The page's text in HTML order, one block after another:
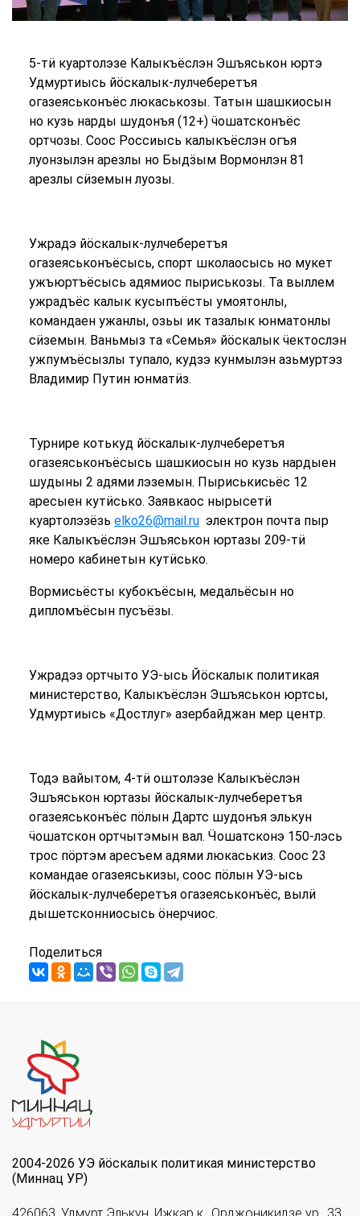
5-тӥ куартолэзе Калыкъёслэн Эшъяськон юртэ
Удмуртиысь йӧскалык-лулчеберетъя
огазеяськонъёс люкаськозы. Татын шашкиосын
но кузь нарды шудонъя (12+) ӵошатсконъёс
ортчозы. Соос Россиысь калыкъёслэн огъя
луонзылэн арезлы но Быдӟым Вормонлэн 81
арезлы сӥземын луозы.
Ужрадэ йӧскалык-лулчеберетъя
огазеяськонъёсысь, спорт школаосысь но мукет
ужъюртъёсысь адямиос пыриськозы. Та выллем
ужрадъёс калык кусыпъёсты умоятонлы,
командаен ужанлы, озьы ик тазалык юнматонлы
сӥземын. Ваньмыз та «Семья» йӧскалык ӵектослэн
ужпумъёсызлы тупало, кудзэ кунмылэн азьмуртэз
Владимир Путин юнматӥз.
Турнире котькуд йӧскалык-лулчеберетъя
огазеяськонъёсысь шашкиосын но кузь нардыен
шудыны 2 адями лэземын. Пыриськисьёс 12
аресыен кутӥсько. Заявкаос нырысетӥ
куартолэзёзь elko26@mail.ruэлектрон почта пыр
яке Калыкъёслэн Эшъяськон юртазы 209-тӥ
номеро кабинетын кутӥсько.
Вормисьёсты кубокъёсын, медальёсын но
дипломъёсын пусъёзы.
Ужрадэз ортчыто УЭ-ысь Йӧскалык политикая
министерство, Калыкъёслэн Эшъяськон юртсы,
Удмуртиысь «Достлуг» азербайджан мер центр.
Тодэ вайытом, 4-тӥ оштолэзе Калыкъёслэн
Эшъяськон юртазы йӧскалык-лулчеберетъя
огазеяськонъёс пӧлын Дартс шудонъя элькун
ӵошатскон ортчытэмын вал. Ӵошатсконэ 150-лэсь
трос пӧртэм аресъем адями люкаськиз. Соос 23
командае огазеяськизы, соос пӧлын УЭ-ысь
йӧскалык-лулчеберетъя огазеяськонъёс, вылӥ
дышетсконниосысь ӧнерчиос.
Поделиться
2004-2026 УЭ йöскалык политикая министерство
(Миннац УР)